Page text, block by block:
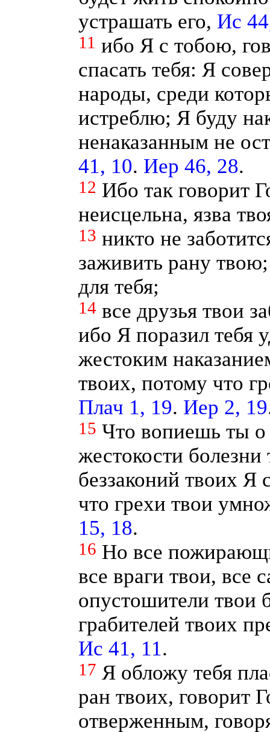
устрашать его, Ис
11 ибо Я с тобою,
спасать тебя: Я
народы, среди
истреблю; Я буду
ненаказанным не
41, 10. Иер 46, 28.
12 Ибо так говорит
неисцельна, язва
13 никто не
заживить рану
для тебя;
14 все друзья твои
ибо Я поразил тебя
жестоким
твоих, потому что
Плач 1, 19. Иер 2, 19
15 Что вопиешь ты о
жестокости
беззаконий твоих Я
что грехи твои
15, 18.
16 Но все
все враги твои, все
опустошители твои
грабителей твоих
Ис 41, 11.
17 Я обложу тебя
ран твоих, говорит
отверженным,